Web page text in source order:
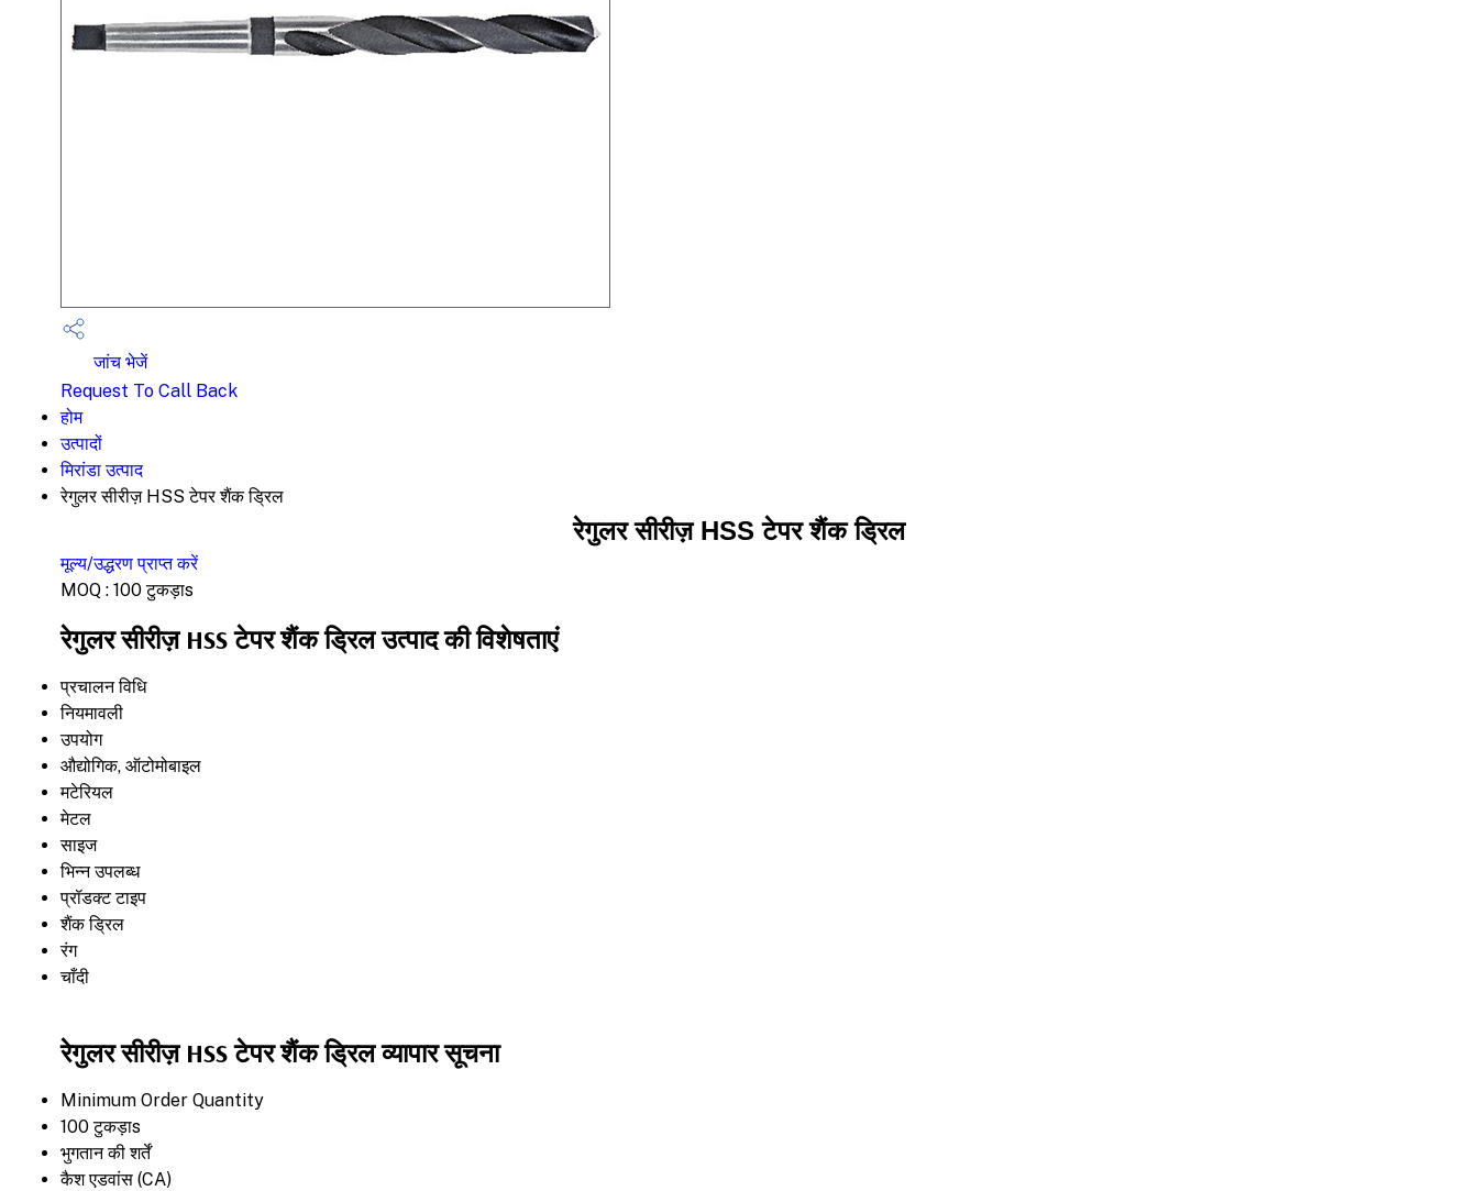
जांच भेजें
Request To Call Back
होम
उत्पादों
मिरांडा उत्पाद
रेगुलर सीरीज़ HSS टेपर शैंक ड्रिल
रेगुलर सीरीज़ HSS टेपर शैंक ड्रिल
मूल्य/उद्धरण प्राप्त करें
MOQ : 100 टुकड़ाs
रेगुलर सीरीज़ HSS टेपर शैंक ड्रिल उत्पाद की विशेषताएं
प्रचालन विधि
नियमावली
उपयोग
औद्योगिक, ऑटोमोबाइल
मटेरियल
मेटल
साइज
भिन्न उपलब्ध
प्रॉडक्ट टाइप
शैंक ड्रिल
रंग
चाँदी
रेगुलर सीरीज़ HSS टेपर शैंक ड्रिल व्यापार सूचना
Minimum Order Quantity
100 टुकड़ाs
भुगतान की शर्तें
कैश एडवांस (CA)